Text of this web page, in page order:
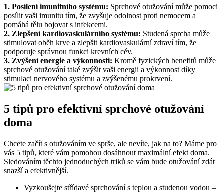
1. Posílení imunitního systému: Sprchové otužování může pomoci
posílit vaši imunitu tím, že zvyšuje odolnost proti nemocem a
pomáhá tělu bojovat s infekcemi.
2. Zlepšení kardiovaskulárního systému: Studená sprcha může
stimulovat oběh krve a zlepšit kardiovaskulární zdraví tím, že
podporuje správnou funkci krevních cév.
3. Zvýšení energie a výkonnosti: Kromě fyzických benefitů může
sprchové otužování také zvýšit vaši energii a výkonnost díky
stimulaci nervového systému a zvýšenému prokrvení.
5 tipů pro efektivní sprchové otužování
doma
Chcete začít s otužováním ve sprše, ale nevíte, jak na to? Máme pro
vás 5 tipů, které vám pomohou dosáhnout maximální efekt doma.
Sledováním těchto jednoduchých triků se vám bude otužování zdát
snazší a efektivnější.
Vyzkoušejte střídavé sprchování s teplou a studenou vodou –